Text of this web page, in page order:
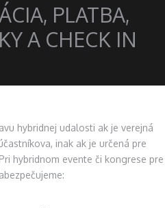
PLATBA,
A CHECK IN
hybridnej udalosti ak je verejná
inak ak je určená pre
hybridnom evente či kongrese pre